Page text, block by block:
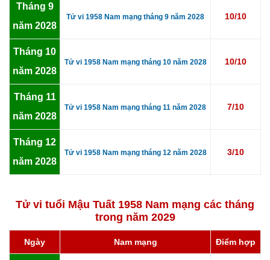
Tháng 9
năm 2028
Tử vi 1958 Nam mạng tháng 9 năm 2028 10/10
Tháng 10
năm 2028
Tử vi 1958 Nam mạng tháng 10 năm 2028 10/10
Tháng 11
năm 2028
Tử vi 1958 Nam mạng tháng 11 năm 2028 7/10
Tháng 12
năm 2028
Tử vi 1958 Nam mạng tháng 12 năm 2028 3/10
Tử vi tuổi Mậu Tuất 1958 Nam mạng các tháng
trong năm 2029
Ngày Nam mạng Điểm hợp